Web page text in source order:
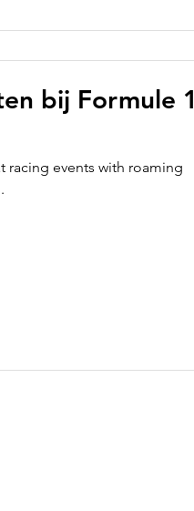
bij Formule 1
racing events with roaming